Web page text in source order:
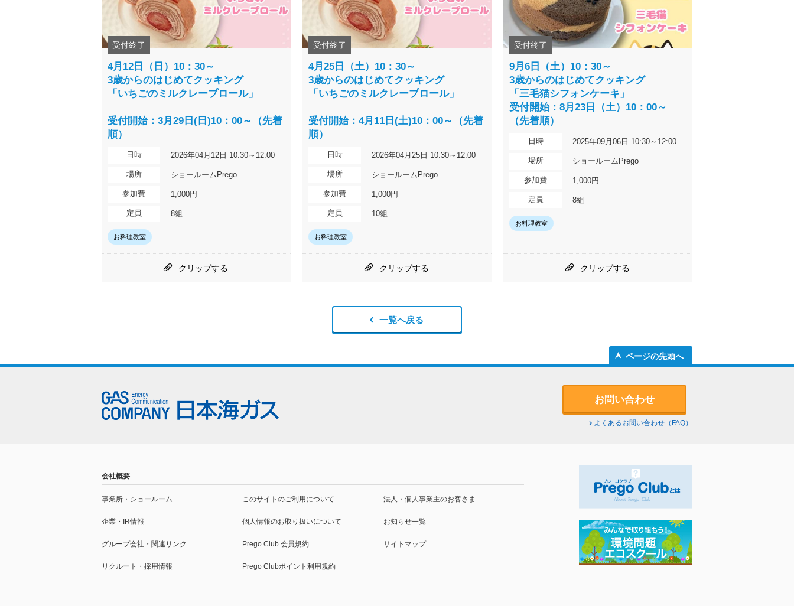
受付終了
4月12日（日）10：30～
3歳からのはじめてクッキング
「いちごのミルクレープロール」
受付開始：3月29日(日)10：00～（先着
順）
日時 2026年04月12日 10:30～12:00
場所 ショールームPrego
参加費 1,000円
定員 8組
お料理教室
クリップする
受付終了
4月25日（土）10：30～
3歳からのはじめてクッキング
「いちごのミルクレープロール」
受付開始：4月11日(土)10：00～（先着
順）
日時 2026年04月25日 10:30～12:00
場所 ショールームPrego
参加費 1,000円
定員 10組
お料理教室
クリップする
受付終了
9月6日（土）10：30～
3歳からのはじめてクッキング
「三毛猫シフォンケーキ」
受付開始：8月23日（土）10：00～
（先着順）
日時 2025年09月06日 10:30～12:00
場所 ショールームPrego
参加費 1,000円
定員 8組
お料理教室
クリップする
一覧へ戻る
ページの先頭へ
お問い合わせ
よくあるお問い合わせ（FAQ）
会社概要
事業所・ ショールーム
企業・IR情報
グループ会社・ 関連リンク
リクルート・採用情報
このサイトのご利用について
個人情報のお取り扱いについて
Prego Club会員規約
Prego Clubポイント利用規約
法人・個人事業主のお客さま
お知らせ一覧
サイトマップ